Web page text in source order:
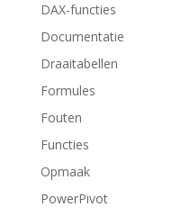
DAX-functies
Documentatie
Draaitabellen
Formules
Fouten
Functies
Opmaak
PowerPivot